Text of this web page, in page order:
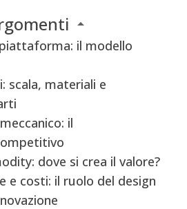
il modello
scala, materiali e
il
dove si crea il valore?
e costi: il ruolo del design